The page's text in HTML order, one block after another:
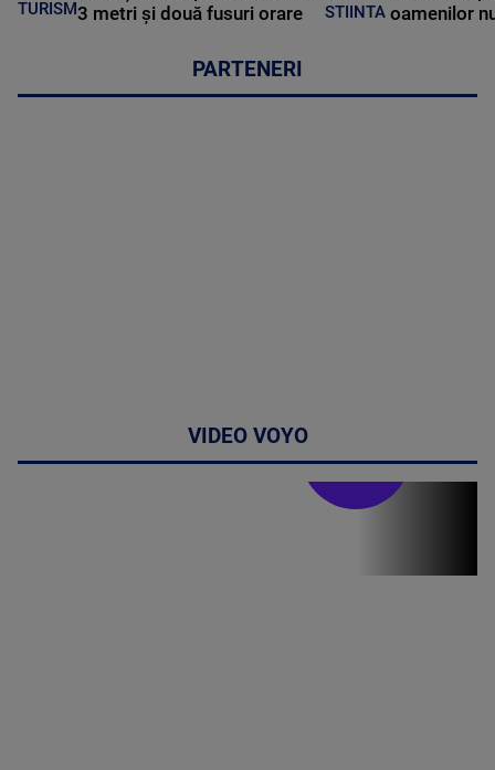
TURISM3 metri și două fusuri orare
STIINTA oamenilor
PARTENERI
VIDEO VOYO
Stirile PRO TV